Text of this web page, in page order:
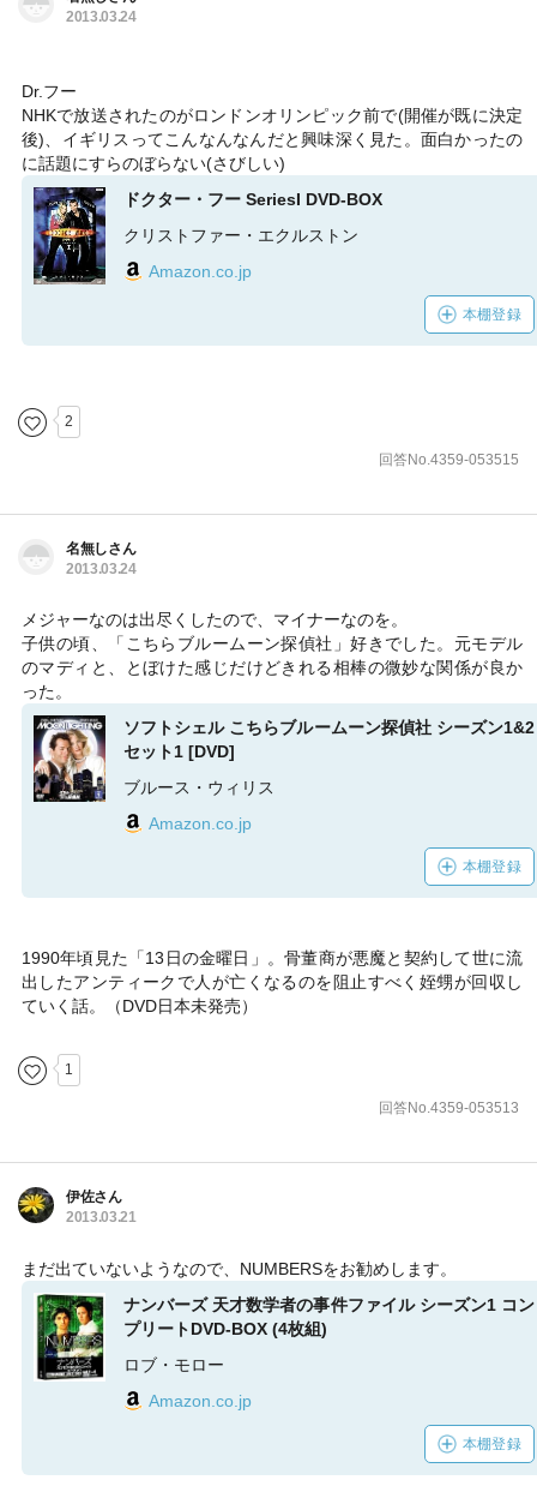
2013.03.24
Dr.フー
NHKで放送されたのがロンドンオリンピック前で(開催が既に決定
後)、イギリスってこんなんなんだと興味深く見た。面白かったの
に話題にすらのぼらない(さびしい)
ドクター・フー SeriesI DVD-BOX
クリストファー・エクルストン
Amazon.co.jp
本棚登録
2
回答No.4359-053515
名無しさん
2013.03.24
メジャーなのは出尽くしたので、マイナーなのを。
子供の頃、「こちらブルームーン探偵社」好きでした。元モデル
のマディと、とぼけた感じだけどきれる相棒の微妙な関係が良か
った。
ソフトシェル こちらブルームーン探偵社 シーズン1&2
セット1 [DVD]
ブルース・ウィリス
Amazon.co.jp
本棚登録
1990年頃見た「13日の金曜日」。骨董商が悪魔と契約して世に流
出したアンティークで人が亡くなるのを阻止すべく姪甥が回収し
ていく話。（DVD日本未発売）
1
回答No.4359-053513
伊佐さん
2013.03.21
まだ出ていないようなので、NUMBERSをお勧めします。
ナンバーズ 天才数学者の事件ファイル シーズン1 コン
プリートDVD-BOX (4枚組)
ロブ・モロー
Amazon.co.jp
本棚登録